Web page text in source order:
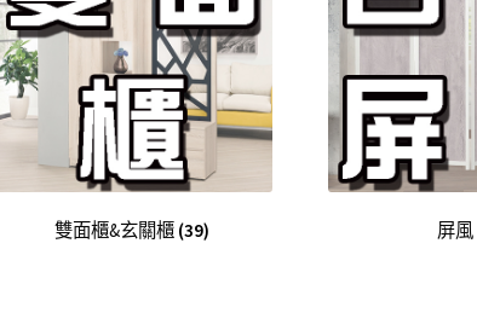
雙面櫃&玄關櫃 (39) 屏風